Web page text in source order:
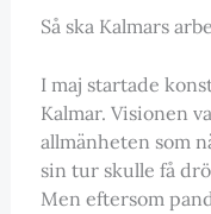
Så ska Kalmars
I maj startade
Kalmar. Visionen
allmänheten som
sin tur skulle få
Men eftersom